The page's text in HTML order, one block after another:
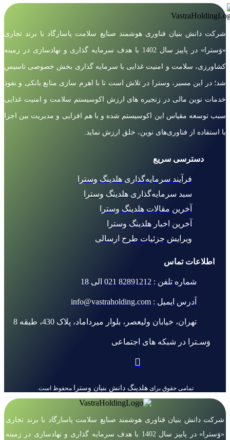
شرکت دانش بنیان فناوری هوشمند صنایع سلامت پاسارگاد با برند تجاری
«وَسترا» در پاییز سال 1402 با هدف سرمایه گذاری و نهادسازی در زمینه
کشاورزی، سلامت و امنیت غذایی با سرمایه گذاری بخش خصوصی تاسیس
شد؛ در این مسیر، وسترا در تلاش است تا با اهرم سازی منابع بانکی و نفوذ
خدمات نوین مالی در زنجیره های ارزش اکوسیستم سلامت و امنیت غذایی
سبب توسعه مقیاس این اکوسیستم شده و با هم افزایی و مدیریت بین اجزا
با استفاده از فناوری‌های نوین، خلق ارزش نماید.
دسترسی سریع
فرآیند سرمایه‌گذاری هلدینگ وسترا
سبد سرمایه‌گذاری هلدینگ وسترا
آخرین مقالات هلدینگ وسترا
آخرین اخبار هلدینگ وسترا
ویرایش جزئیات طرح ارسالی
اطلاعات تماس
شماره تلفن : 82891212 021 الی 18
آدرس ایمیل : info@vastraholding.com
تهران، خیابان ولیعصر، بلوار میرداماد، پلاک 430، طبقه 8
وَسـترا در شبکه های اجتماعی
تمامی حقوق برایهلدینگ دانش بنیان وسترا محفوظ است.
شرکت دانش بنیان فناوری هوشمند صنایع سلامت پاسارگاد با برند تجاری
«وَسترا» در پاییز سال 1402 با هدف سرمایه گذاری و نهادسازی در زمینه